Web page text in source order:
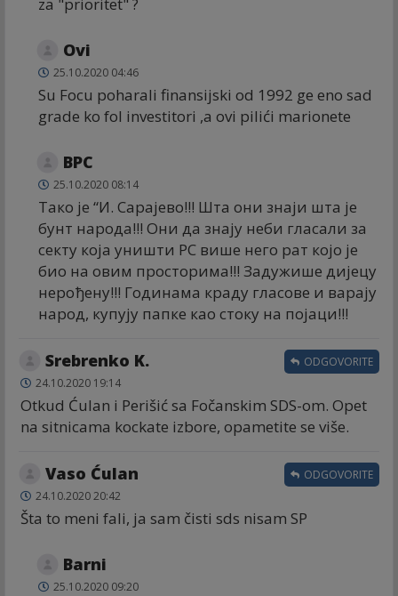
za "prioritet" ?
Ovi
25.10.2020 04:46
Su Focu poharali finansijski od 1992 ge eno sad
grade ko fol investitori ,a ovi pilići marionete
ВРС
25.10.2020 08:14
Тако је “И. Сарајево!!! Шта они знаји шта је
бунт народа!!! Они да знају неби гласали за
секту која уништи РС више него рат којо је
био на овим просторима!!! Задужише дијецу
нерођену!!! Годинама краду гласове и варају
народ, купују папке као стоку на појаци!!!
Srebrenko K.
24.10.2020 19:14
Otkud Ćulan i Perišić sa Fočanskim SDS-om. Opet
na sitnicama kockate izbore, opametite se više.
ODGOVORITE
Vaso Ćulan
24.10.2020 20:42
Šta to meni fali, ja sam čisti sds nisam SP
ODGOVORITE
Barni
25.10.2020 09:20